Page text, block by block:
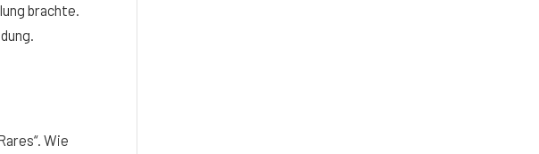
brachte.
Wie